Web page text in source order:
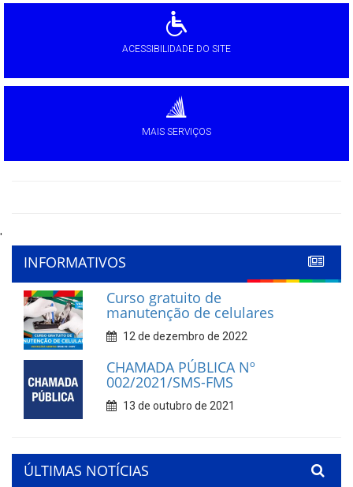
ACESSIBILIDADE DO SITE
MAIS SERVIÇOS
'
INFORMATIVOS
Curso gratuito de
manutenção de celulares
12 de dezembro de 2022
CHAMADA PÚBLICA Nº
002/2021/SMS-FMS
13 de outubro de 2021
ÚLTIMAS NOTÍCIAS